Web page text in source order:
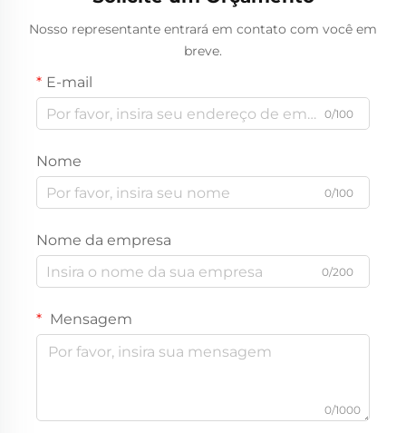
Nosso representante entrará em contato com você em
breve.
E-mail
0/100
Nome
0/100
Nome da empresa
0/200
Mensagem
0/1000